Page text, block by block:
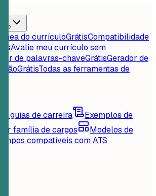
do currículoGrátisCompatibilidade
Avalie meu currículo sem
de palavras-chaveGrátisGerador de
GrátisTodas as ferramentas de
e guias de carreira
Exemplos de
família de cargos
Modelos de
limpos compatíveis com ATS